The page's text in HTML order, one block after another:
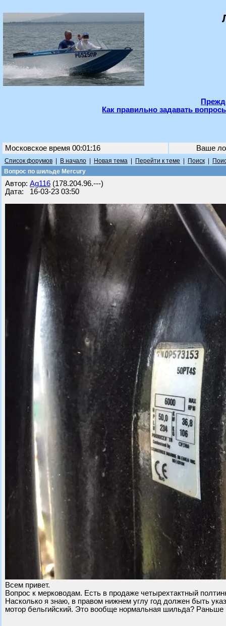
Как правильно задавать
Московское время 00:01:16 Ваше
Список форумов В начало Новая тема Перейти к теме Поиск
Вопрос по шильде Mercury
Автор: Ag116 (178.204.96.---)
Дата: 16-03-23 03:50
Всем привет.
Вопрос к мерководам. Есть в продаже четырехтактный
Насколько я знаю, в правом нижнем углу год должен быть
мотор бельгийский. Это вообще нормальная шильда? Раньше